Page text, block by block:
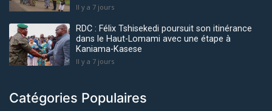
Il y a 7 jours
RDC : Félix Tshisekedi poursuit son itinérance
dans le Haut-Lomami avec une étape à
Kaniama-Kasese
Il y a 7 jours
Catégories Populaires